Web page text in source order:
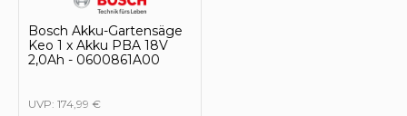
Bosch Akku-Gartensäge
Keo 1 x Akku PBA 18V
2,0Ah - 0600861A00
UVP: 174,99 €